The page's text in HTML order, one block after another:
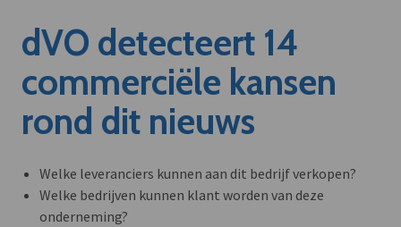
dVO detecteert 14
commerciële kansen
rond dit nieuws
Welke leveranciers kunnen aan dit bedrijf verkopen?
Welke bedrijven kunnen klant worden van deze
onderneming?